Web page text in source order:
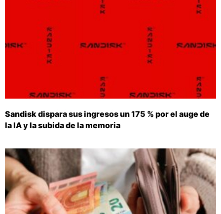
Sandisk dispara sus ingresos un 175 % por el auge de
la IA y la subida de la memoria